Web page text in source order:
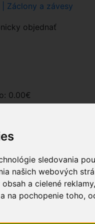
sledovania
našich webových
a cielené
na pochopenie toho,
| Záclony a závesy
objednať
0.00€
košík je prázdny
iba farbu
zavesy.sk
Allen.sk
ceny - Allen
záclon, závesov